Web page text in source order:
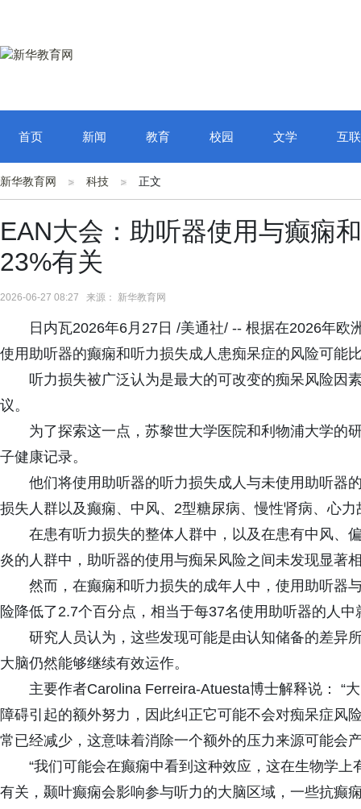
首页 新闻 教育 校园 文学 互
新华教育网 科技 正文
EAN大会：助听器使用与癫痫
23%有关
2026-06-27 08:27 来源： 新华教育网
日内瓦2026年6月27日 /美通社/ -- 根据在2026年
使用助听器的癫痫和听力损失成人患痴呆症的风险可能
听力损失被广泛认为是最大的可改变的痴呆风险因
议。
为了探索这一点，苏黎世大学医院和利物浦大学的
子健康记录。
他们将使用助听器的听力损失成人与未使用助听器
损失人群以及癫痫、中风、2型糖尿病、慢性肾病、心
在患有听力损失的整体人群中，以及在患有中风、
炎的人群中，助听器的使用与痴呆风险之间未发现显著
然而，在癫痫和听力损失的成年人中，使用助听器
险降低了2.7个百分点，相当于每37名使用助听器的人
研究人员认为，这些发现可能是由认知储备的差异
大脑仍然能够继续有效运作。
主要作者Carolina Ferreira-Atuesta博士解释说： “
障碍引起的额外努力，因此纠正它可能不会对痴呆症风
常已经减少，这意味着消除一个额外的压力来源可能会
“我们可能会在癫痫中看到这种效应，这在生物学
有关，颞叶癫痫会影响参与听力的大脑区域，一些抗癫